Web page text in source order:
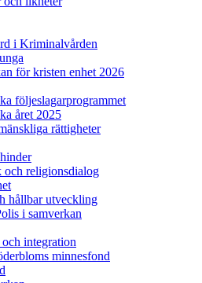
i Kriminalvården
för kristen enhet 2026
följeslagarprogrammet
året 2025
rättigheter
och religionsdialog
hållbar utveckling
i samverkan
integration
minnesfond